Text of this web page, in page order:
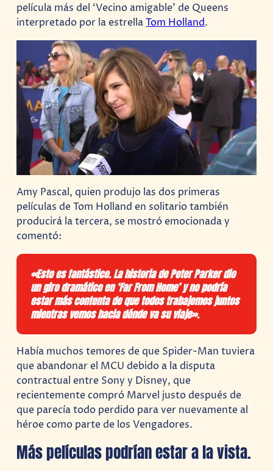
película más del ‘Vecino amigable’ de Queens
interpretado por la estrellaTom Holland.
Amy Pascal, quien produjo las dos primeras
películas de Tom Holland en solitario también
producirá la tercera, se mostró emocionada y
comentó:
«Esto es fantástico. La historia de Peter Parker dio
un giro dramático en ‘Far From Home’ y no podría
estar más contenta de que todos trabajemos juntos
mientras vemos hacia dónde va su viaje».
Había muchos temores de que Spider-Man tuviera
que abandonar el MCU debido a la disputa
contractual entre Sony y Disney, que
recientemente compró Marvel justo después de
que parecía todo perdido para ver nuevamente al
héroe como parte de los Vengadores.
Más películas podrían estar a la vista.